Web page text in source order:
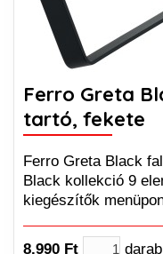
Ferro Greta
tartó, fekete
Ferro Greta Black
Black kollekció 9
kiegészítők
8.990 Ft darab